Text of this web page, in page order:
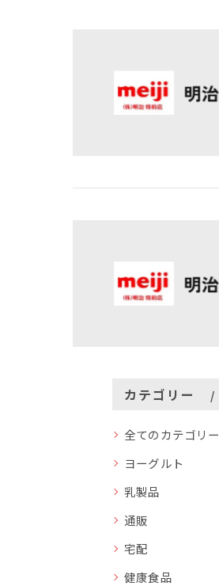
カテゴリー
全てのカテゴリー
ヨーグルト
乳製品
通販
宅配
健康食品